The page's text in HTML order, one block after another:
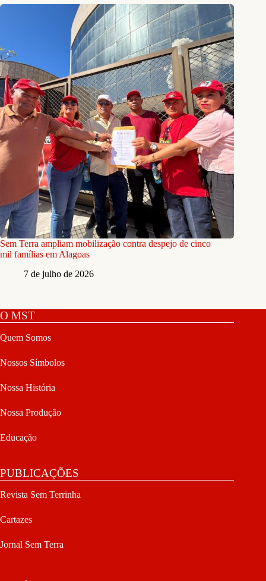
Sem Terra ampliam mobilização contra despejo de cinco
mil famílias em Alagoas
7 de julho de 2026
O MST
Quem Somos
Nossos Símbolos
Nossa História
Nossa Produção
Educação
PUBLICAÇÕES
Revista Sem Terrinha
Cartazes
Jornal Sem Terra